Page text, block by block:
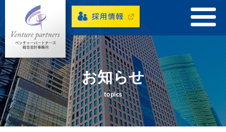
お知らせ
topics